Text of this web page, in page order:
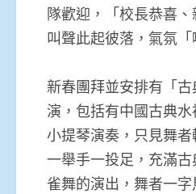
隊歡迎，「校長恭喜
叫聲此起彼落，氣氛「
新春團拜並安排有「
演，包括有中國古典水
小提琴演奏，只見舞者
一舉手一投足，充滿
雀舞的演出，舞者一